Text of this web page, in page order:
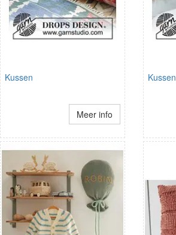
Kussen
Meer info
Kussen